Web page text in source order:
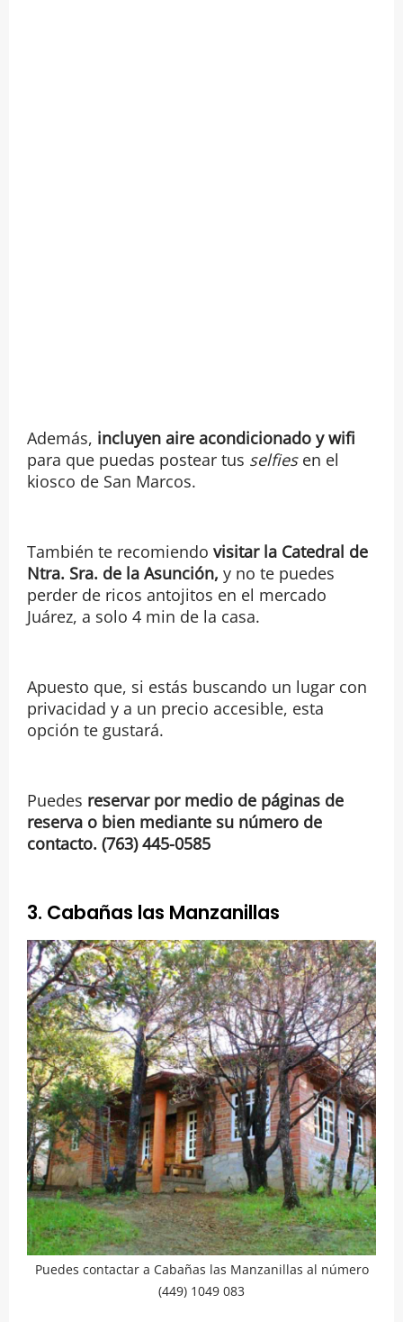
Además, incluyen aire acondicionado y wifi
para que puedas postear tus selfies en el
kiosco de San Marcos.
También te recomiendo visitar la Catedral de
Ntra. Sra. de la Asunción, y no te puedes
perder de ricos antojitos en el mercado
Juárez, a solo 4 min de la casa.
Apuesto que, si estás buscando un lugar con
privacidad y a un precio accesible, esta
opción te gustará.
Puedes reservar por medio de páginas de
reserva o bien mediante su número de
contacto. (763) 445-0585
3. Cabañas las Manzanillas
Puedes contactar a Cabañas las Manzanillas al número
(449) 1049 083